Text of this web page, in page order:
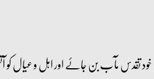
تقدس مآب بن جائے اور اہل و